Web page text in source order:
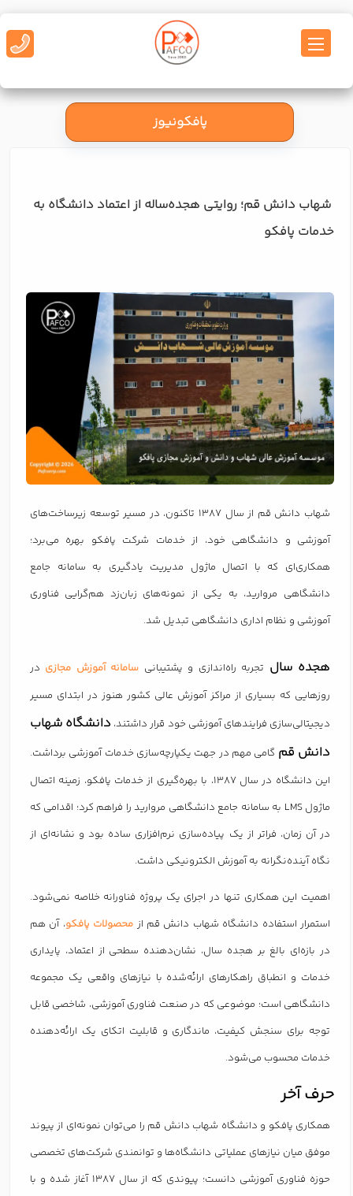
پافکونیوز
شهاب دانش قم؛ روایتی هجده‌ساله از اعتماد دانشگاه به
خدمات پافکو
شهاب دانش قم از سال ۱۳۸۷ تاکنون، در مسیر توسعه زیرساخت‌های
آموزشی و دانشگاهی خود، از خدمات شرکت پافکو بهره می‌برد؛
همکاری‌ای که با اتصال ماژول مدیریت یادگیری به سامانه جامع
دانشگاهی مروارید، به یکی از نمونه‌های زبان‌زد هم‌گرایی فناوری
آموزشی و نظام اداری دانشگاهی تبدیل شد.
هجده سال تجربه راه‌اندازی و پشتیبانی سامانه آموزش مجازی در
روزهایی که بسیاری از مراکز آموزش عالی کشور هنوز در ابتدای مسیر
دیجیتالی‌سازی فرایندهای آموزشی خود قرار داشتند، دانشگاه شهاب
دانش قم گامی مهم در جهت یکپارچه‌سازی خدمات آموزشی برداشت.
این دانشگاه در سال ۱۳۸۷، با بهره‌گیری از خدمات پافکو، زمینه اتصال
ماژول LMS به سامانه جامع دانشگاهی مروارید را فراهم کرد؛ اقدامی که
در آن زمان، فراتر از یک پیاده‌سازی نرم‌افزاری ساده بود و نشانه‌ای از
نگاه آینده‌نگرانه به آموزش الکترونیکی داشت.
اهمیت این همکاری تنها در اجرای یک پروژه فناورانه خلاصه نمی‌شود.
استمرار استفاده دانشگاه شهاب دانش قم از محصولات پافکو، آن هم
در بازه‌ای بالغ بر هجده سال، نشان‌دهنده سطحی از اعتماد، پایداری
خدمات و انطباق راهکارهای ارائه‌شده با نیازهای واقعی یک مجموعه
دانشگاهی است؛ موضوعی که در صنعت فناوری آموزشی، شاخصی قابل
توجه برای سنجش کیفیت، ماندگاری و قابلیت اتکای یک ارائه‌دهنده
خدمات محسوب می‌شود.
حرف آخر
همکاری پافکو و دانشگاه شهاب دانش قم را می‌توان نمونه‌ای از پیوند
موفق میان نیازهای عملیاتی دانشگاه‌ها و توانمندی شرکت‌های تخصصی
حوزه فناوری آموزشی دانست؛ پیوندی که از سال ۱۳۸۷ آغاز شده و با